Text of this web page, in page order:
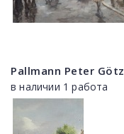
Pallmann Peter Götz
в наличии 1 работа